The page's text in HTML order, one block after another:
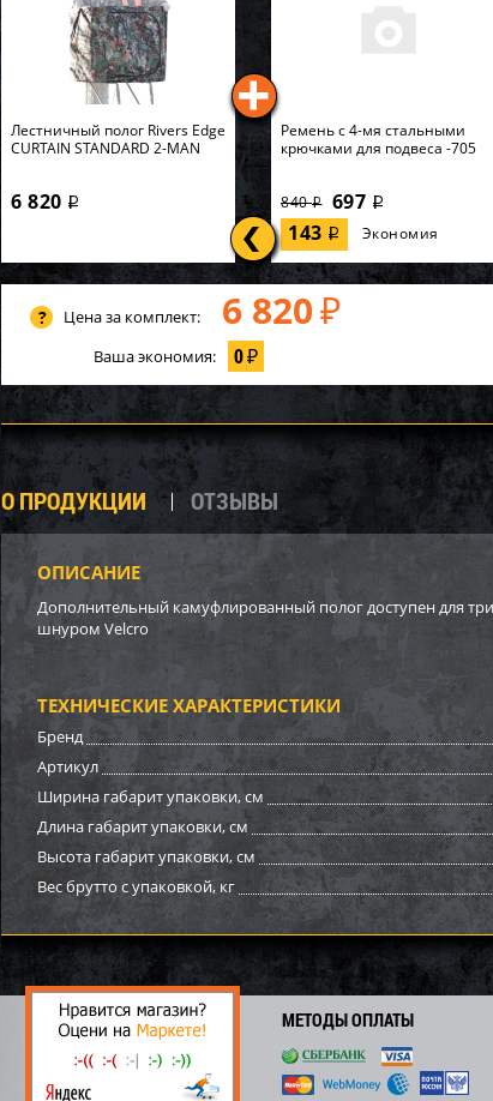
Лестничный полог Rivers Edge
CURTAIN STANDARD 2-MAN
6 820 i
Ремень с 4-мя стальными
крючками для подвеса -705
840i 697 i
143 i Экономия
маскировочный Метель
ткань Бязь цвет Белый...
2 797
Экономия
маскировочный Метель
ткань Бязь цвет Клякса...
Цена за комплект: 6 820 ₽
Ваша экономия: 0₽
О ПРОДУКЦИИ ОТЗЫВЫ
ОПИСАНИЕ
Дополнительный камуфлированный полог доступен для
шнуром Velcro
ТЕХНИЧЕСКИЕ ХАРАКТЕРИСТИКИ
Бренд
Артикул
Ширина габарит упаковки, см
Длина габарит упаковки, см
Высота габарит упаковки, см
Вес брутто с упаковкой, кг
МЕТОДЫ ОПЛАТЫ